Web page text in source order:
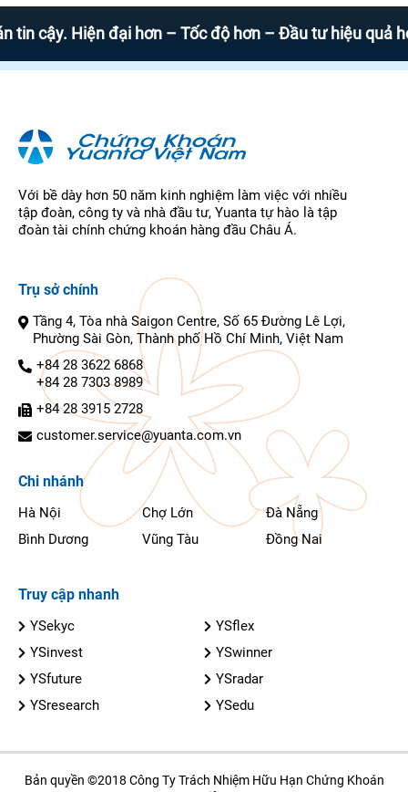
Hiện đại hơn – Tốc độ hơn – Đầu tư hiệu quả hơn
Với bề dày hơn 50 năm kinh nghiệm làm việc với nhiều
tập đoàn, công ty và nhà đầu tư, Yuanta tự hào là tập
đoàn tài chính chứng khoán hàng đầu Châu Á.
Trụ sở chính
Tầng 4, Tòa nhà Saigon Centre, Số 65 Đường Lê Lợi,
Phường Sài Gòn, Thành phố Hồ Chí Minh, Việt Nam
+84 28 3622 6868
+84 28 7303 8989
+84 28 3915 2728
customer.service@yuanta.com.vn
Chi nhánh
Hà Nội Chợ Lớn
Đà Nẵng
Bình Dương
Vũng Tàu Đồng Nai
Truy cập nhanh
YSekyc
YSflex
YSinvest
YSwinner
YSfuture
YSradar
YSresearch
YSedu
Bản quyền ©2018 Công Ty Trách Nhiệm Hữu Hạn Chứng Khoán